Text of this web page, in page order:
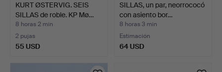
KURT ØSTERVIG. SEIS
SILLAS de roble. KP Mø…
8 horas 2 min
2 pujas
55 USD
SILLAS, un par, neorrococó
con asiento bor…
8 horas 3 min
Estimación
64 USD